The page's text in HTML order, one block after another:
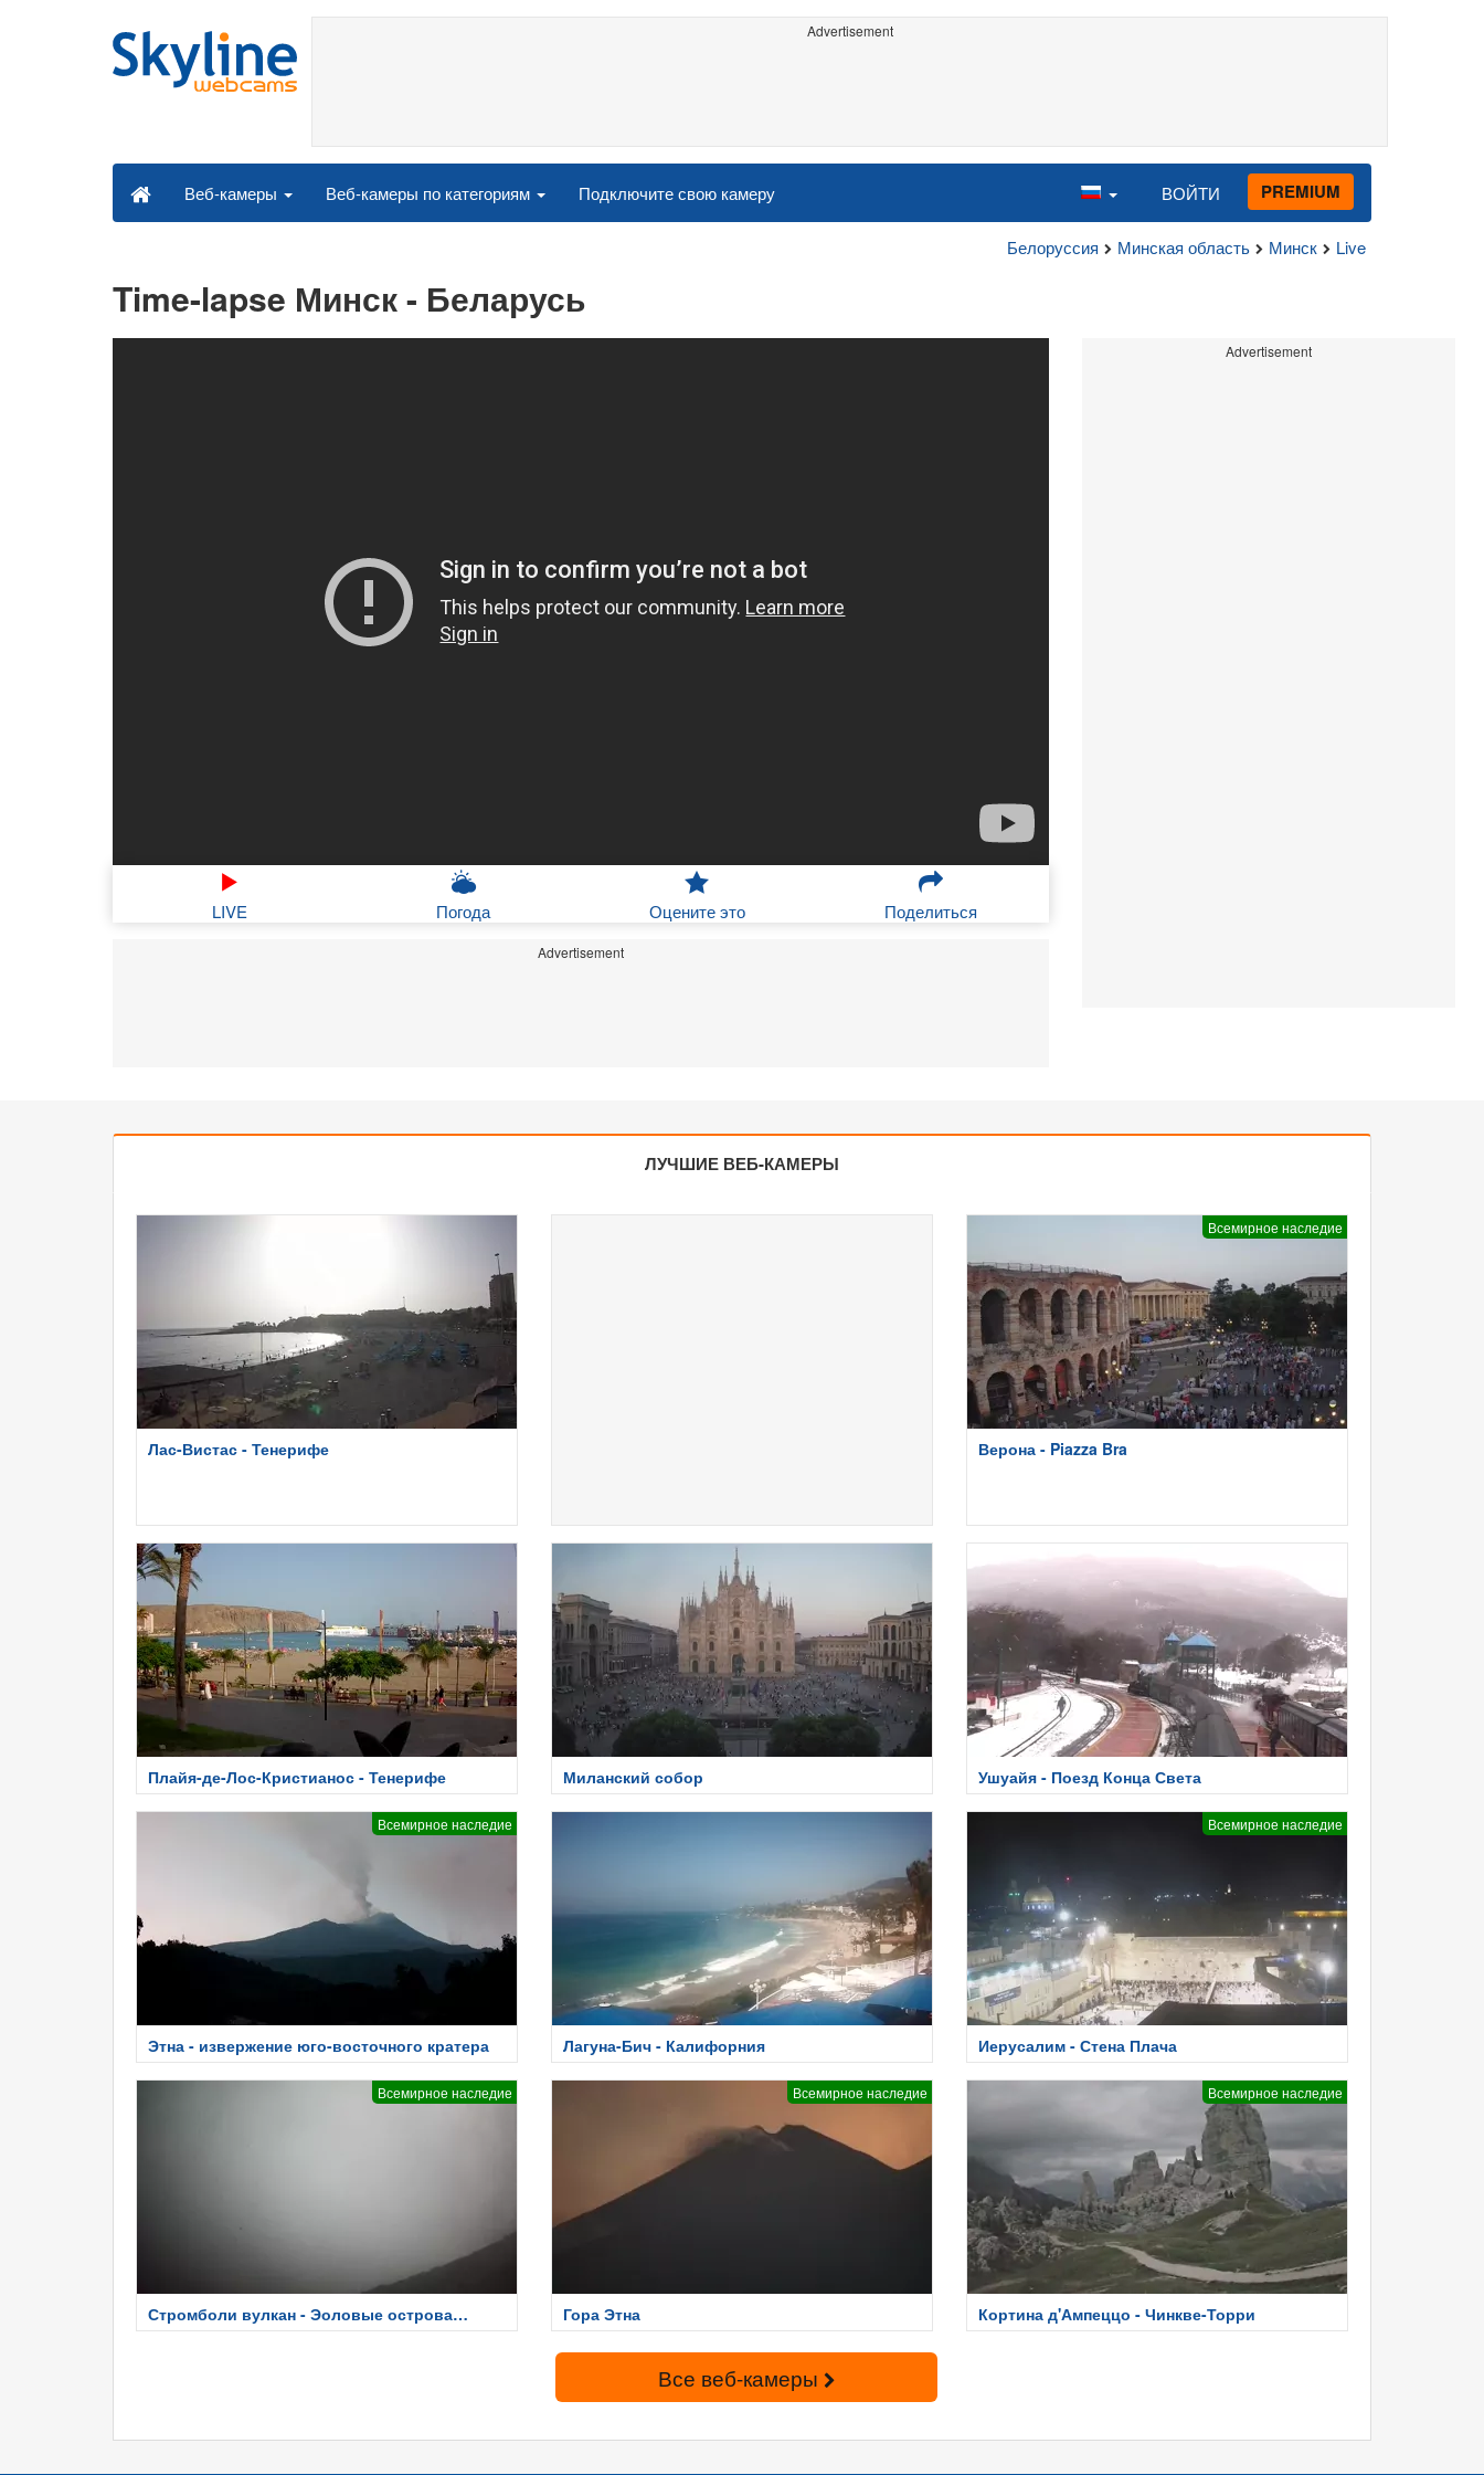
Advertisement
Веб-камеры Веб-камеры по категориям Подключите свою камеру ВОЙТИ PREMIUM
Белоруссия Минская область Минск Live
Time-lapse Минск - Беларусь
LIVE Погода Оцените это Поделиться
Advertisement
Advertisement
ЛУЧШИЕ ВЕБ-КАМЕРЫ
Лас-Вистас - Тенерифе
Всемирное наследие
Верона - Piazza Bra
Плайя-де-Лос-Кристианос - Тенерифе Миланский собор Ушуайя - Поезд Конца Света
Всемирное наследие
Этна - извержение юго-восточного кратера Лагуна-Бич - Калифорния
Всемирное наследие
Иерусалим - Стена Плача
Всемирное наследие
Стромболи вулкан - Эоловые острова
Сицилия -
Всемирное наследие
Гора Этна
Всемирное наследие
Кортина д'Ампеццо - Чинкве-Торри
Все веб-камеры